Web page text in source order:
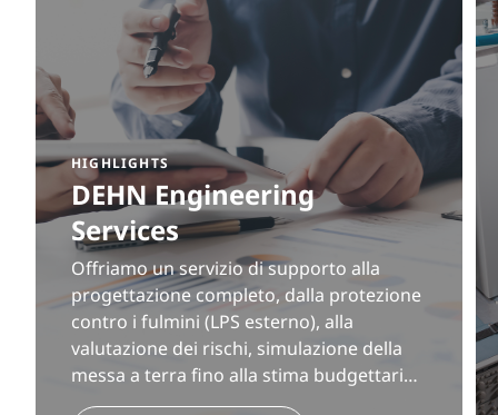
HIGHLIGHTS
DEHN Engineering
Services
Offriamo un servizio di supporto alla
progettazione completo, dalla protezione
contro i fulmini (LPS esterno), alla
valutazione dei rischi, simulazione della
messa a terra fino alla stima budgettaria.
Realizziamo un servizio su misura per il